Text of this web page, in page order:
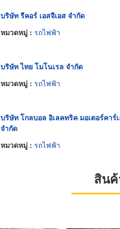
บริษัท รีคอร์ เอสจีเอส จำกัด
หมวดหมู่ : รถไฟฟ้า
บริษัท ไทย โมโนเรล จำกัด
หมวดหมู่ : รถไฟฟ้า
บริษัท โกลบอล อิเลคทริค มอเตอร์คาร์
จำกัด
หมวดหมู่ : รถไฟฟ้า
สิน